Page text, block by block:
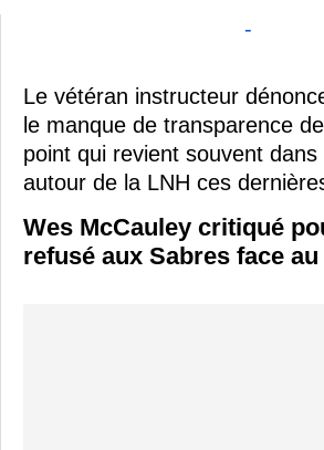
-
Le vétéran instructeur
le manque de transparence
point qui revient souvent dans
autour de la LNH ces
Wes McCauley critiqué
refusé aux Sabres face